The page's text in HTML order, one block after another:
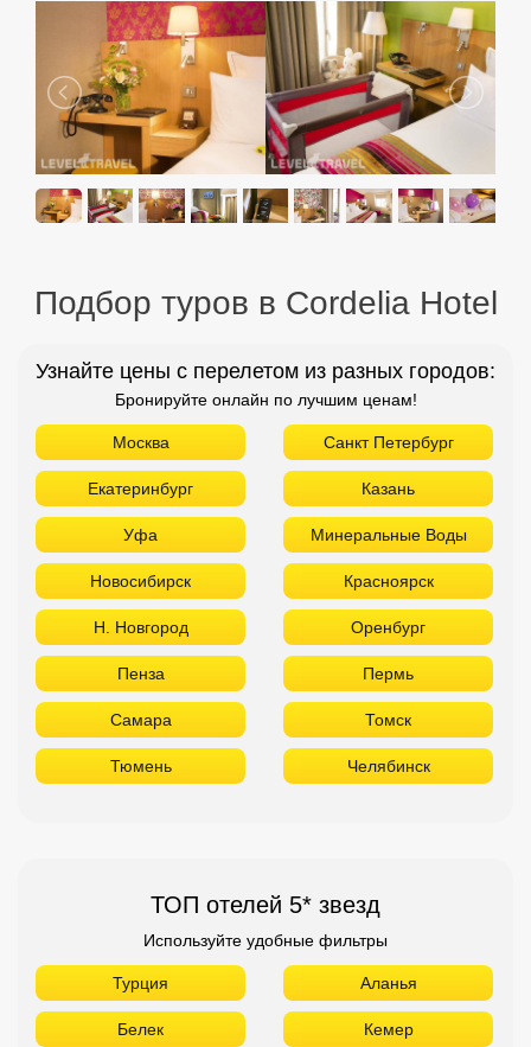
Подбор туров в Cordelia Hotel
Узнайте цены с перелетом из разных городов:
Бронируйте онлайн по лучшим ценам!
Москва Санкт Петербург
Екатеринбург Казань
Уфа Минеральные Воды
Новосибирск Красноярск
Н. Новгород Оренбург
Пенза Пермь
Самара Томск
Тюмень Челябинск
ТОП отелей 5* звезд
Используйте удобные фильтры
Турция Аланья
Белек Кемер